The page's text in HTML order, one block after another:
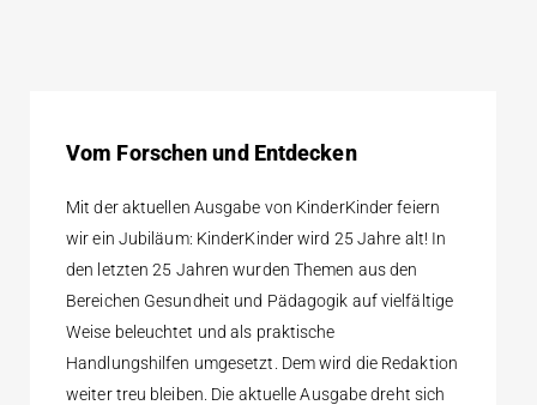
Vom Forschen und Entdecken
Mit der aktuellen Ausgabe von KinderKinder feiern
wir ein Jubiläum: KinderKinder wird 25 Jahre alt! In
den letzten 25 Jahren wurden Themen aus den
Bereichen Gesundheit und Pädagogik auf vielfältige
Weise beleuchtet und als praktische
Handlungshilfen umgesetzt. Dem wird die Redaktion
weiter treu bleiben. Die aktuelle Ausgabe dreht sich